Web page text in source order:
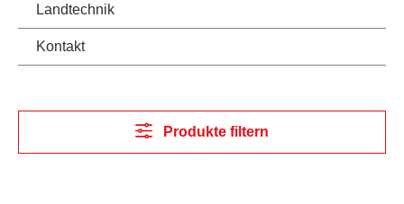
Landtechnik
Kontakt
Produkte filtern